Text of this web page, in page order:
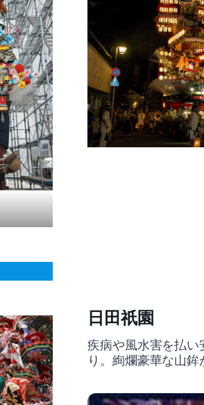
日田祇園
疾病や風水害を払い
り。絢爛豪華な山鉾
平成28年（2016）